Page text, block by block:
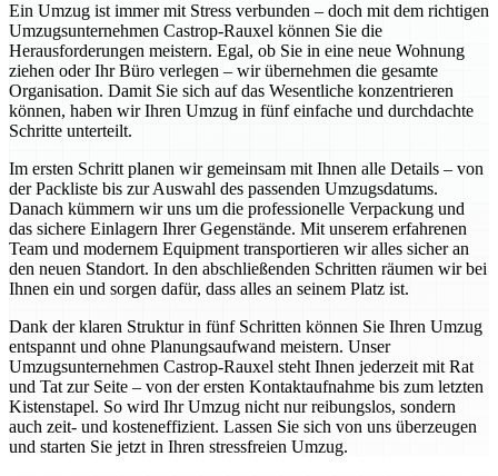
Ein Umzug ist immer mit Stress verbunden – doch mit dem richtigen
Umzugsunternehmen Castrop-Rauxel können Sie die
Herausforderungen meistern. Egal, ob Sie in eine neue Wohnung
ziehen oder Ihr Büro verlegen – wir übernehmen die gesamte
Organisation. Damit Sie sich auf das Wesentliche konzentrieren
können, haben wir Ihren Umzug in fünf einfache und durchdachte
Schritte unterteilt.
Im ersten Schritt planen wir gemeinsam mit Ihnen alle Details – von
der Packliste bis zur Auswahl des passenden Umzugsdatums.
Danach kümmern wir uns um die professionelle Verpackung und
das sichere Einlagern Ihrer Gegenstände. Mit unserem erfahrenen
Team und modernem Equipment transportieren wir alles sicher an
den neuen Standort. In den abschließenden Schritten räumen wir bei
Ihnen ein und sorgen dafür, dass alles an seinem Platz ist.
Dank der klaren Struktur in fünf Schritten können Sie Ihren Umzug
entspannt und ohne Planungsaufwand meistern. Unser
Umzugsunternehmen Castrop-Rauxel steht Ihnen jederzeit mit Rat
und Tat zur Seite – von der ersten Kontaktaufnahme bis zum letzten
Kistenstapel. So wird Ihr Umzug nicht nur reibungslos, sondern
auch zeit- und kosteneffizient. Lassen Sie sich von uns überzeugen
und starten Sie jetzt in Ihren stressfreien Umzug.